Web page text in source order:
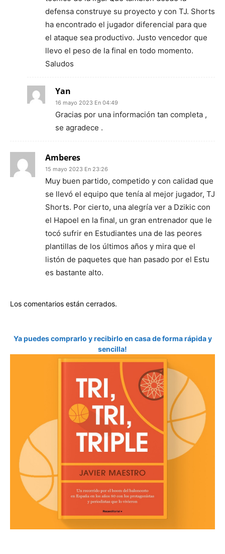
defensa construye su proyecto y con TJ. Shorts
ha encontrado el jugador diferencial para que
el ataque sea productivo. Justo vencedor que
llevo el peso de la final en todo momento.
Saludos
Yan
16 mayo 2023 En 04:49
Gracias por una información tan completa ,
se agradece .
Amberes
15 mayo 2023 En 23:26
Muy buen partido, competido y con calidad que
se llevó el equipo que tenía al mejor jugador, TJ
Shorts. Por cierto, una alegría ver a Dzikic con
el Hapoel en la final, un gran entrenador que le
tocó sufrir en Estudiantes una de las peores
plantillas de los últimos años y mira que el
listón de paquetes que han pasado por el Estu
es bastante alto.
Los comentarios están cerrados.
Ya puedes comprarlo y recibirlo en casa de forma rápida y
sencilla!